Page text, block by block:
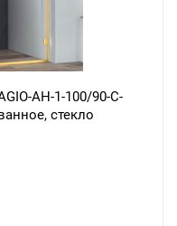
AH-1-100/90-C-
стекло